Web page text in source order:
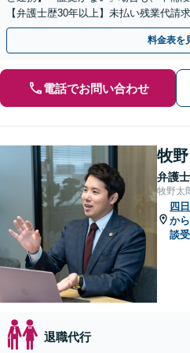
【弁護士歴30年以上】未払い残業代請
実績あり！労使双方の対応可能です【
料金表を
電話でお問い合わせ
牧
弁護士
牧野太
四
か
談
退職代行